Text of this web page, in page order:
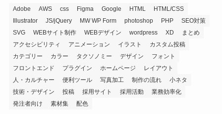
Adobe AWS css Figma Google HTML
HTML/CSS
Illustrator
JS/jQuery MW WP Form photoshop PHP
SEO対策
SVG
WEBサイト制作 WEBデザイン wordpress XD
まとめ
アクセシビリティ
アニメーション イラスト
カスタム投稿
カテゴリー
カラー タクソノミー デザイン
フォント
フロントエンド
プラグイン ホームページ
レイアウト
人・カルチャー
便利ツール 写真加工 制作の流れ
小ネタ
技術・デザイン
投稿 採用サイト 採用活動
業務効率化
発注者向け
素材集 配色